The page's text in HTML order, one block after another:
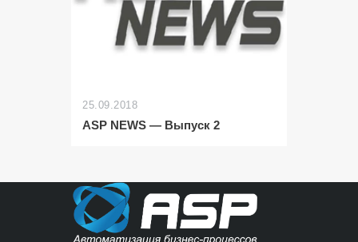
25.09.2018
ASP NEWS — Выпуск 2